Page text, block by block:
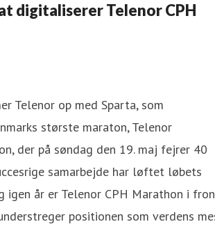
digitaliserer Telenor CPH
Telenor op med Sparta, som
største maraton, Telenor
der på søndag den 19. maj fejrer 40
samarbejde har løftet løbets
igen år er Telenor CPH Marathon i
positionen som verdens